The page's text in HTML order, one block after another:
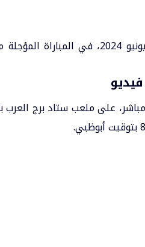
بث مباشر مباراة الأهلي وفاركو اليوم الجمعة 14
على ملعب ستاد برج العرب